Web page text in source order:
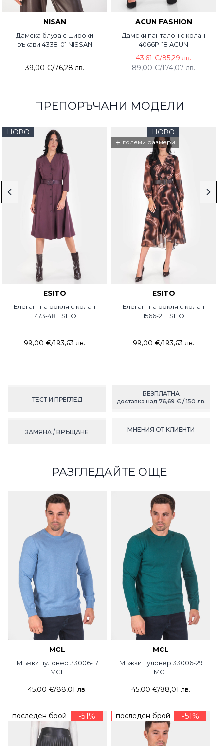
NISAN
Дамска блуза с широки
ръкави 4338-01 NISSAN
39,00 €/76,28 лв.
ACUN FASHION
Дамски панталон с колан
4066P-18 ACUN
89,00 €/174,07 лв.
43,61 €/85,29 лв.
ПРЕПОРЪЧАНИ МОДЕЛИ
НОВО
ESITO
Елегантна рокля с колан
1473-48 ESITO
99,00 €/193,63 лв.
НОВО
+ големи размери
ESITO
Елегантна рокля с колан
1566-21 ESITO
99,00 €/193,63 лв.
ТЕСТ И ПРЕГЛЕД
БЕЗПЛАТНА
доставка над 76,69 € / 150 лв.
ЗАМЯНА / ВРЪЩАНЕ МНЕНИЯ ОТ КЛИЕНТИ
РАЗГЛЕДАЙТЕ ОЩЕ
MCL
Мъжки пуловер 33006-17
MCL
45,00 €/88,01 лв.
MCL
Мъжки пуловер 33006-29
MCL
45,00 €/88,01 лв.
последен брой -51% последен брой -51%